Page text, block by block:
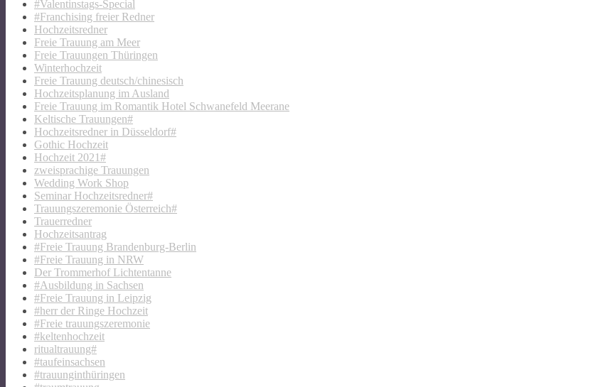
#Valentinstags-Special
#Franchising freier Redner
Hochzeitsredner
Freie Trauung am Meer
Freie Trauungen Thüringen
Winterhochzeit
Freie Trauung deutsch/chinesisch
Hochzeitsplanung im Ausland
Freie Trauung im Romantik Hotel Schwanefeld Meerane
Keltische Trauungen#
Hochzeitsredner in Düsseldorf#
Gothic Hochzeit
Hochzeit 2021#
zweisprachige Trauungen
Wedding Work Shop
Seminar Hochzeitsredner#
Trauungszeremonie Österreich#
Trauerredner
Hochzeitsantrag
#Freie Trauung Brandenburg-Berlin
#Freie Trauung in NRW
Der Trommerhof Lichtentanne
#Ausbildung in Sachsen
#Freie Trauung in Leipzig
#herr der Ringe Hochzeit
#Freie trauungszeremonie
#keltenhochzeit
ritualtrauung#
#taufeinsachsen
#trauunginthüringen